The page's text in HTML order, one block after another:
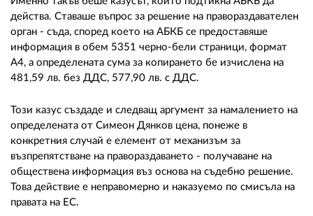
действа. Ставаше въпрос за решение на правораздавателен
орган - съда, според което на АБКБ се предоставяше
информация в обем 5351 черно-бели страници, формат
А4, а определената сума за копирането бе изчислена на
481,59 лв. без ДДС, 577,90 лв. с ДДС.
Този казус създаде и следващ аргумент за намалението на
определената от Симеон Дянков цена, понеже в
конкретния случай е елемент от механизъм за
възпрепятстване на правораздаването - получаване на
обществена информация въз основа на съдебно решение.
Това действие е неправомерно и наказуемо по смисъла на
правата на ЕС.